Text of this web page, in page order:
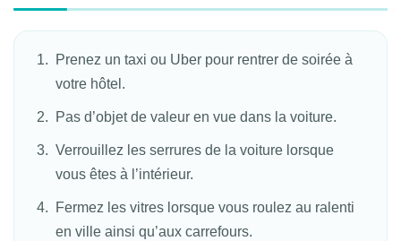
Prenez un taxi ou Uber pour rentrer de soirée à
votre hôtel.
Pas d’objet de valeur en vue dans la voiture.
Verrouillez les serrures de la voiture lorsque
vous êtes à l’intérieur.
Fermez les vitres lorsque vous roulez au ralenti
en ville ainsi qu’aux carrefours.